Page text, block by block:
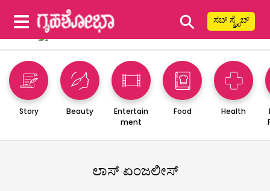
⚲ ಸಬ್ ಸ್ಕ್ರೈಬ್
Story Beauty
Entertain
ment
Food Health
ಲಾಸ್ ಏಂಜಲೀಸ್